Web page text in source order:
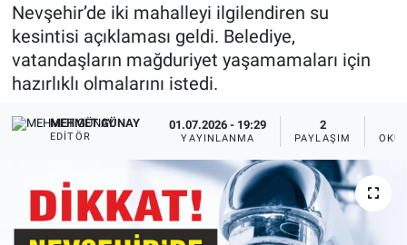
Nevşehir’de iki mahalleyi ilgilendiren su
kesintisi açıklaması geldi. Belediye,
vatandaşların mağduriyet yaşamamaları için
hazırlıklı olmalarını istedi.
MEHMET GÜNAY
EDITÖR
01.07.2026 - 19:29
YAYINLANMA
2
PAYLAŞIM
Kapadokya
Turizm
Kültür - Sanat
Yaşam
VEFATLAR
Son Dakika Haberleri
Haber Arşivi